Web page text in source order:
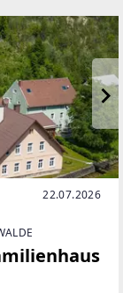
22.07.2026